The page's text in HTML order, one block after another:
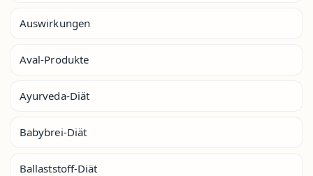
Auswirkungen
Aval-Produkte
Ayurveda-Diät
Babybrei-Diät
Ballaststoff-Diät